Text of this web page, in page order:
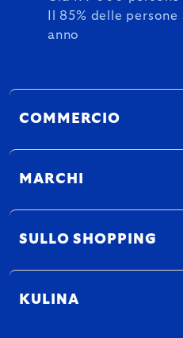
Il 85% delle
anno
COMMERCIO
MARCHI
SULLO SHOPPING
KULINA